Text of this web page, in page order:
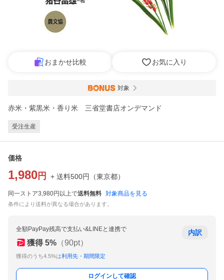
おまかせ比較 お気に入り
対象
赤米・紫黒米・香り米 三省堂書店オンデマンド
受注生産
価格
1,980 円 + 送料500円 （東京都）
同一ストア3,980円以上で送料無料 対象商品を見る
条件により送料が異なる場合があります。
全額PayPay残高で支払い&LINEと連携で
獲得 5% （90pt）
獲得のうち4.5%は利用先・期間限定
内訳
ログインして確認